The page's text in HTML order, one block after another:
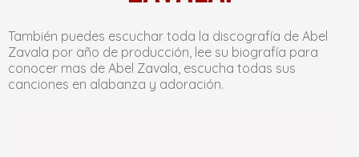
También puedes escuchar toda la discografía de Abel
Zavala por año de producción, lee su biografía para
conocer mas de Abel Zavala, escucha todas sus
canciones en alabanza y adoración.